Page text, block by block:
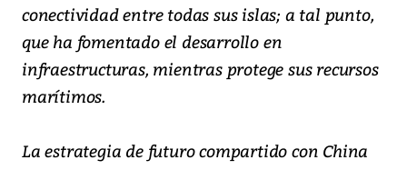
conectividad entre todas sus islas; a tal punto,
que ha fomentado el desarrollo en
infraestructuras, mientras protege sus recursos
marítimos.
La estrategia de futuro compartido con China